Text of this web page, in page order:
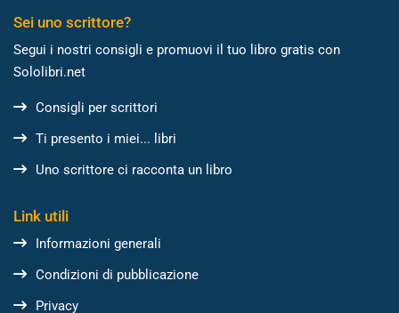
Sei uno scrittore?
Segui i nostri consigli e promuovi il tuo libro gratis con
Sololibri.net
Consigli per scrittori
Ti presento i miei... libri
Uno scrittore ci racconta un libro
Link utili
Informazioni generali
Condizioni di pubblicazione
Privacy